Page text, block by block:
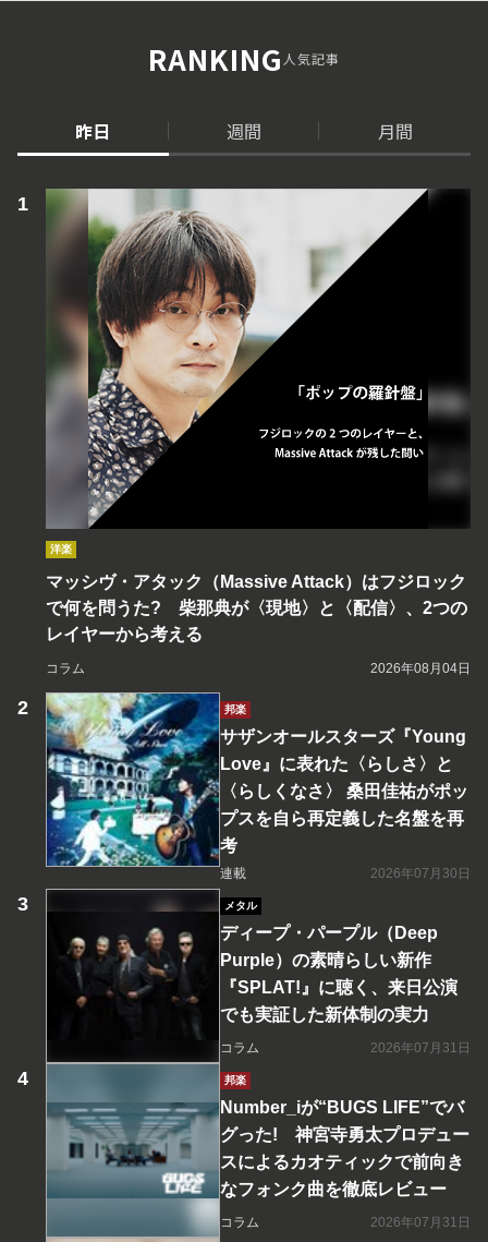
RANKING人気記事
昨日 週間 月間
洋楽
マッシヴ・アタック（Massive Attack）はフジロック
で何を問うた? 柴那典が〈現地〉と〈配信〉、2つの
レイヤーから考える
コラム 2026年08月04日
邦楽
サザンオールスターズ『Young
Love』に表れた〈らしさ〉と
〈らしくなさ〉 桑田佳祐がポッ
プスを自ら再定義した名盤を再
考
連載 2026年07月30日
メタル
ディープ・パープル（Deep
Purple）の素晴らしい新作
『SPLAT!』に聴く、来日公演
でも実証した新体制の実力
コラム 2026年07月31日
邦楽
Number_iが“BUGS LIFE”でバ
グった! 神宮寺勇太プロデュー
スによるカオティックで前向き
なフォンク曲を徹底レビュー
コラム 2026年07月31日